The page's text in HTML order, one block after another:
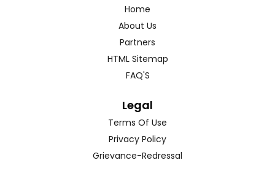
Home
About Us
Partners
HTML Sitemap
FAQ'S
Legal
Terms Of Use
Privacy Policy
Grievance-Redressal